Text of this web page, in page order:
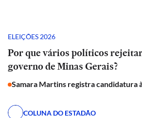
ELEIÇÕES 2026
Por que vários políticos
governo de Minas Gerais?
Samara Martins registra candidatura
COLUNA DO ESTADÃO